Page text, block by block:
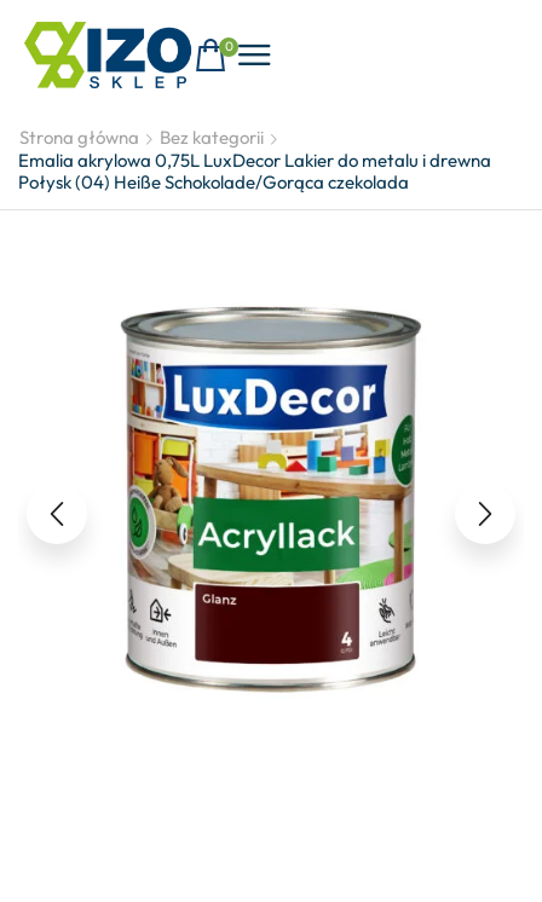
0
Strona główna
Bez kategorii
Emalia akrylowa 0,75L LuxDecor Lakier do metalu i drewna
Połysk (04) Heiße Schokolade/Gorąca czekolada